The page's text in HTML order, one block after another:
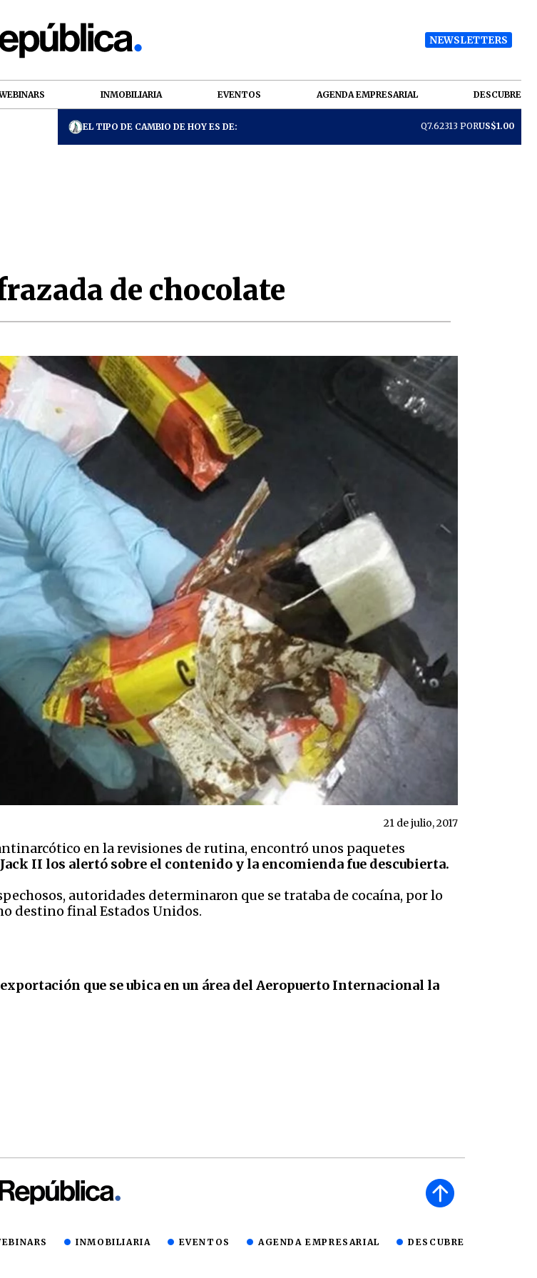
NEWSLETTERS
INMOBILIARIA EVENTOS AGENDA EMPRESARIAL DESCUBRE
EL TIPO DE CAMBIO DE HOY ES DE: Q7.62313 PORUS$1.00
de chocolate
21 de julio, 2017
en la revisiones de rutina, encontró unos paquetes
II los alertó sobre el contenido y la encomienda fue descubierta.
autoridades determinaron que se trataba de cocaína, por lo
destino final Estados Unidos.
que se ubica en un área del Aeropuerto Internacional la
INMOBILIARIA EVENTOS AGENDA EMPRESARIAL DESCUBRE